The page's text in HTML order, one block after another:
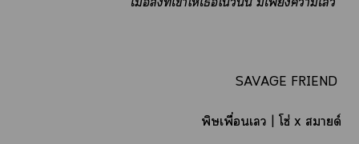
SAVAGE FRIEND
พิษเพื่อนเ | โซ่ x ายด์